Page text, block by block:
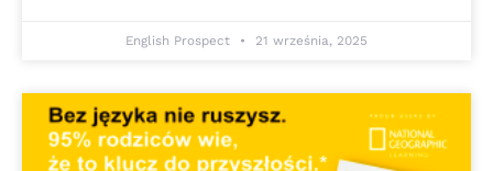
English Prospect 21 września, 2025